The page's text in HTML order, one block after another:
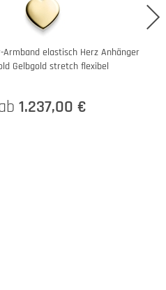
Armband elastisch Herz Anhänger
Gelbgold stretch flexibel
1.237,00 €